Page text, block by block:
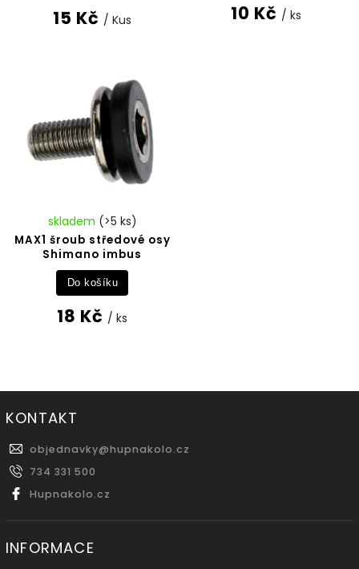
15 Kč / Kus 10 Kč / ks
MAX1 šroub středové osy
Shimano imbus
skladem (>5 ks)
18 Kč / ks
Do košíku
KONTAKT
objednavky@hupnakolo.cz
734 331 500
Hupnakolo.cz
INFORMACE